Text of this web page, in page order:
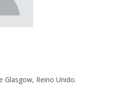
Glasgow, Reino Unido.